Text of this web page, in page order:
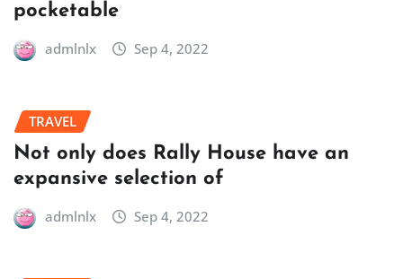
pocketable
admlnlx Sep 4, 2022
TRAVEL
Not only does Rally House have an
expansive selection of
admlnlx Sep 4, 2022